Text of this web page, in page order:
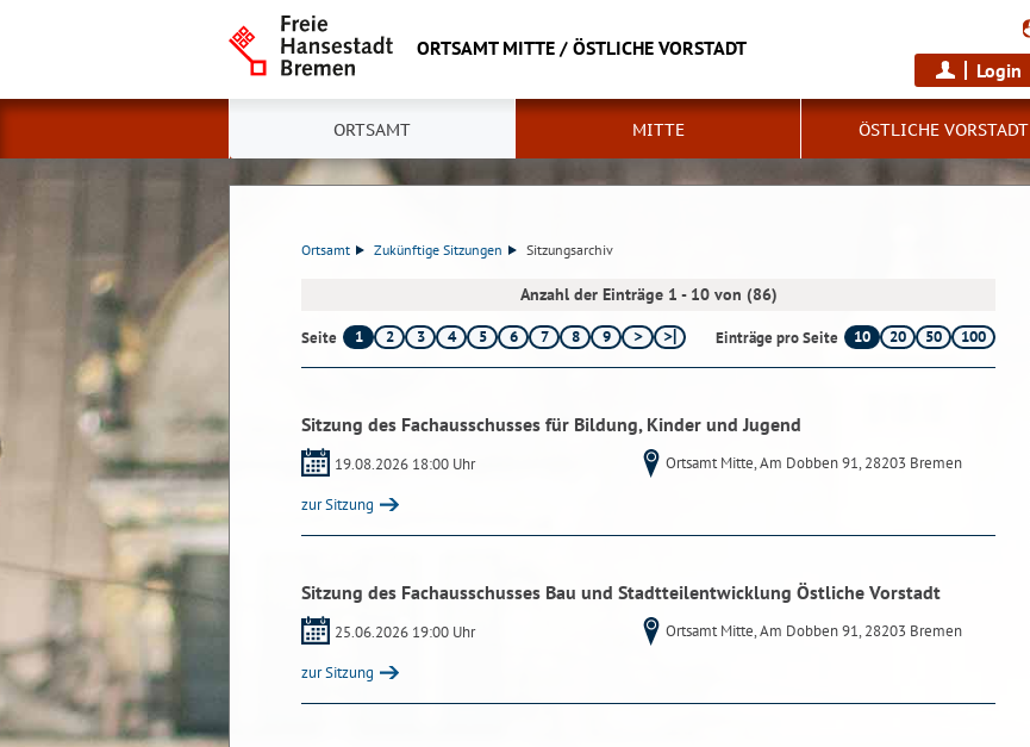
ORTSAMT MITTE / ÖSTLICHE VORSTADT
Login
ORTSAMT MITTE ÖSTLICHE VORSTADT
Ortsamt Zukünftige Sitzungen Sitzungsarchiv
Anzahl der Einträge 1 - 10 von (86)
Seite 1 2 3 4 5 6 7 8 9 Einträge pro Seite 10 20 50 100
Sitzung des Fachausschusses für Bildung, Kinder und Jugend
19.08.2026 18:00 Uhr Ortsamt Mitte, Am Dobben 91, 28203 Bremen
zur Sitzung
Sitzung des Fachausschusses Bau und Stadtteilentwicklung Östliche Vorstadt
25.06.2026 19:00 Uhr Ortsamt Mitte, Am Dobben 91, 28203 Bremen
zur Sitzung